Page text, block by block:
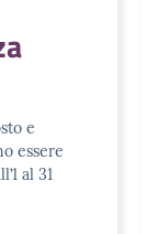
e
essere
al 31